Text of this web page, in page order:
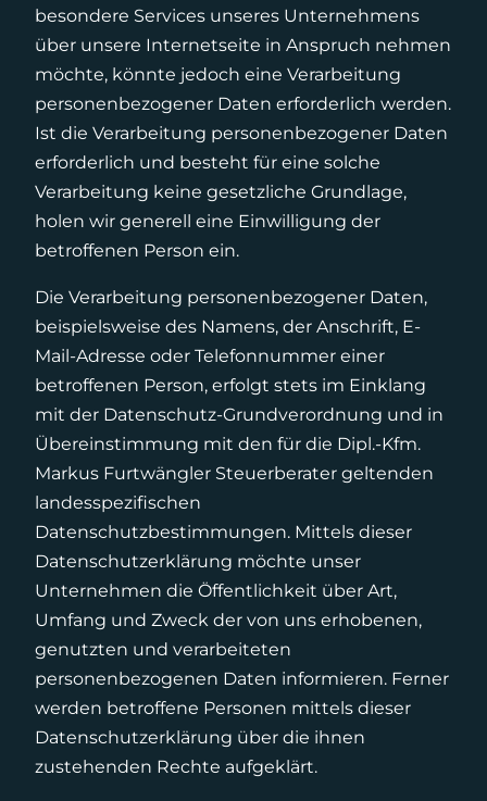
besondere Services unseres Unternehmens
über unsere Internetseite in Anspruch nehmen
möchte, könnte jedoch eine Verarbeitung
personenbezogener Daten erforderlich werden.
Ist die Verarbeitung personenbezogener Daten
erforderlich und besteht für eine solche
Verarbeitung keine gesetzliche Grundlage,
holen wir generell eine Einwilligung der
betroffenen Person ein.
Die Verarbeitung personenbezogener Daten,
beispielsweise des Namens, der Anschrift, E-
Mail-Adresse oder Telefonnummer einer
betroffenen Person, erfolgt stets im Einklang
mit der Datenschutz-Grundverordnung und in
Übereinstimmung mit den für die Dipl.-Kfm.
Markus Furtwängler Steuerberater geltenden
landesspezifischen
Datenschutzbestimmungen. Mittels dieser
Datenschutzerklärung möchte unser
Unternehmen die Öffentlichkeit über Art,
Umfang und Zweck der von uns erhobenen,
genutzten und verarbeiteten
personenbezogenen Daten informieren. Ferner
werden betroffene Personen mittels dieser
Datenschutzerklärung über die ihnen
zustehenden Rechte aufgeklärt.